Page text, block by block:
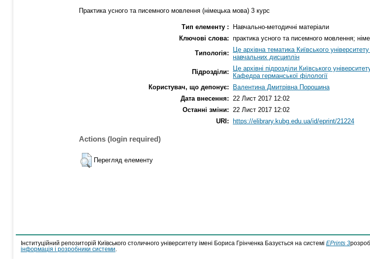
Практика усного та писемного мовлення (німецька мова) 3 курс
Тип елементу :
Навчально-методичні матеріали
Ключові слова: практика усного та писемного мовлення;
Типологія:
Це архівна тематика Київського
навчальних дисциплін
Підрозділи:
Це архівні підрозділи Київського
Кафедра германської філології
Користувач, що депонує:
Валентина Дмитрівна Порошина
Дата внесення:
22 Лист 2017 12:02
Останні зміни:
22 Лист 2017 12:02
URI:
https://elibrary.kubg.edu.ua/id/eprint/21224
Actions (login required)
Перегляд елементу
Інституційний репозиторій Київського столичного університету імені Бориса Грінченка Базується на системі EPrints 3
інформація і розробники системи